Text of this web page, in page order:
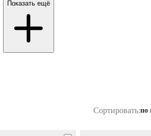
Показать ещё
Сортировать:по